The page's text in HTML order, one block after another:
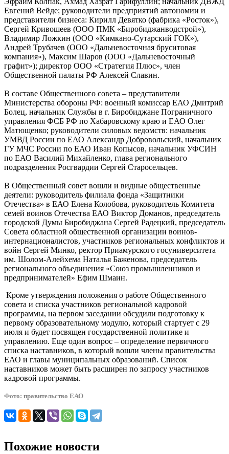
Евгений Вейде; руководители предприятий автономии и
представители бизнеса: Кирилл Девятко (фабрика «Росток»),
Сергей Кривошеев (ООО ПМК «Биробиджанводстрой»),
Владимир Ложкин (ООО «Кимкано-Сутарский ГОК»),
Андрей Трубачев (ООО «Дальневосточная бруситовая
компания»), Максим Шаров (ООО «Дальневосточный
графит»); директор ООО «Стратегия Плюс», член
Общественной палаты РФ Алексей Славин.
В составе Общественного совета – представители
Министерства обороны РФ: военный комиссар ЕАО Дмитрий
Болец, начальник Службы в г. Биробиджане Пограничного
управления ФСБ РФ по Хабаровскому краю и ЕАО Олег
Матющенко; руководители силовых ведомств: начальник
УМВД России по ЕАО Александр Добровольский, начальник
ГУ МЧС России по ЕАО Иван Копысов, начальник УФСИН
по ЕАО Василий Михайленко, глава регионального
подразделения Росгвардии Сергей Старосельцев.
В Общественный совет вошли и видные общественные
деятели: руководитель филиала фонда «Защитники
Отечества» в ЕАО Елена Колобова, руководитель Комитета
семей воинов Отечества ЕАО Виктор Доманов, председатель
городской Думы Биробиджана Сергей Радецкий, председатель
Совета областной общественной организации воинов-
интернационалистов, участников региональных конфликтов и
войн Сергей Минко, ректор Приамурского госуниверситета
им. Шолом-Алейхема Наталья Баженова, председатель
регионального объединения «Союз промышленников и
предпринимателей» Ефим Шмаин.
Кроме утверждения положения о работе Общественного
совета и списка участников региональной кадровой
программы, на первом заседании обсудили подготовку к
первому образовательному модулю, который стартует с 29
июля и будет посвящен государственной политике и
управлению. Еще один вопрос – определение первичного
списка наставников, в который вошли члены правительства
ЕАО и главы муниципальных образований. Список
наставников может быть расширен по запросу участников
кадровой программы.
Фото: правительство ЕАО
Похожие новости